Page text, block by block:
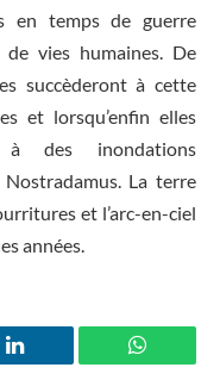
en temps de guerre
vies humaines. De
succèderont à cette
et lorsqu’enfin elles
à des inondations
La terre
et l’arc-en-ciel
années.
LinkedIn